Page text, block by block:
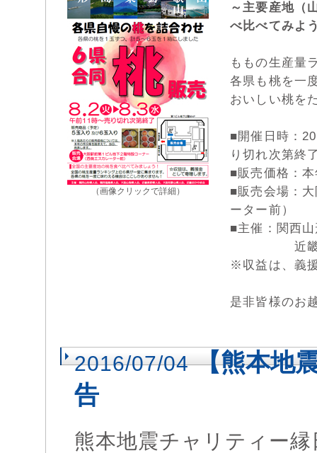
（画像クリックで詳細）
～主要産地（
べ比べてみよ
ももの生産量
各県も桃を一
おいしい桃を
■開催日時：
り切れ次第終
■販売価格：
■販売会場：
ーター前）
■主催：関西
近畿長野県
※収益は、義
是非皆様のお
2016/07/04 【熊本地
告
熊本地震チャリティー